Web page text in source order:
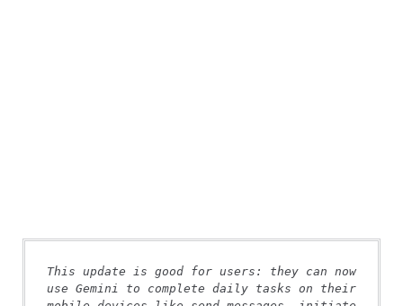
This update is good for users: they can now
use Gemini to complete daily tasks on their